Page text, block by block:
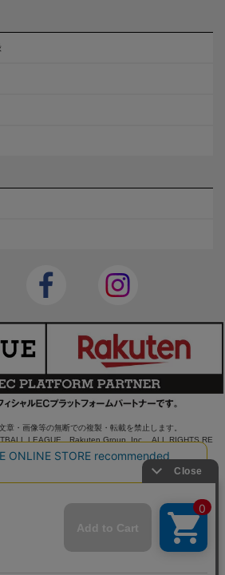
章・画像等の無断での複製・転載を禁止します。
LEAGUE Rakuten Group, Inc. ALL RIGHTS RE
SERVED.